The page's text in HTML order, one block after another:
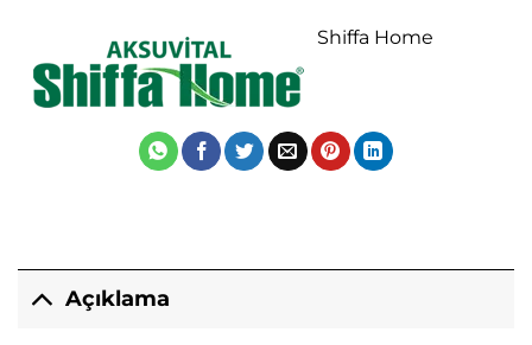
Shiffa Home
Açıklama